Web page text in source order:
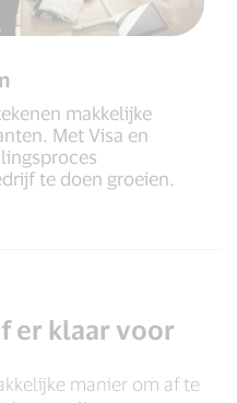
makkelijke
Met Visa en
te doen groeien.
er klaar voor
manier om af te